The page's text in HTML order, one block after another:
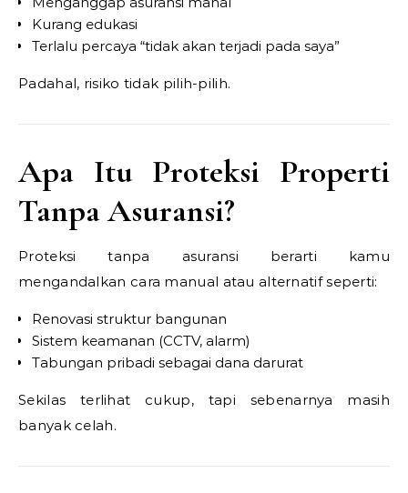
Kurang edukasi
Terlalu percaya “tidak akan terjadi pada saya”
Padahal, risiko tidak pilih-pilih.
Apa Itu Proteksi Properti
Tanpa Asuransi?
Proteksi tanpa asuransi berarti kamu
mengandalkan cara manual atau alternatif seperti:
Renovasi struktur bangunan
Sistem keamanan (CCTV, alarm)
Tabungan pribadi sebagai dana darurat
Sekilas terlihat cukup, tapi sebenarnya masih
banyak celah.